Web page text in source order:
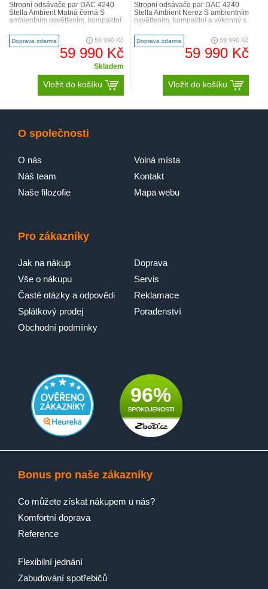
Stropní odsávače par DAC 4240
Stella Ambient Matná černá S
ambientním osvětlením, kompaktní
snadná instalace v režim..
Doprava zdarma 59 990 Kč
59 990 Kč
Skladem
Vložit do košíku
Stropní odsávače par DAC 4240
Stella Ambient Nerez S ambientním
osvětlením, kompaktní a výkonný s
režimu cirk..
Doprava zdarma 59 990 Kč
59 990 Kč
Vložit do košíku
O společnosti
O nás
Náš team
Naše filozofie
Volná místa
Kontakt
Mapa webu
Pro zákazníky
Jak na nákup
Vše o nákupu
Časté otázky a odpovědi
Splátkový prodej
Obchodní podmínky
Doprava
Servis
Reklamace
Poradenství
96%
Bonus pro naše zákazníky
Co můžete získat nákupem u nás?
Komfortní doprava
Reference
Flexibilní jednání
Zabudování spotřebičů